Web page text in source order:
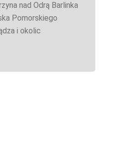
nad Odrą Barlinka
Pomorskiego
i okolic